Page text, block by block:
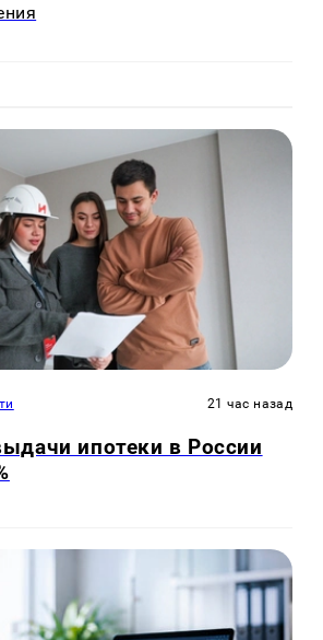
21 час назад
ипотеки в России